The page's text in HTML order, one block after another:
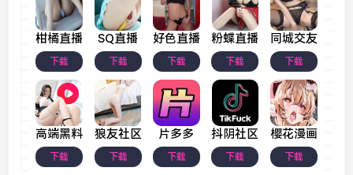
柑橘直播
下载
SQ直播
下载
好色直播
下载
粉蝶直播
下载
同城交友
下载
高端黑料
下载
狼友社区
下载
片多多
下载
抖阴社区
下载
樱花漫画
下载